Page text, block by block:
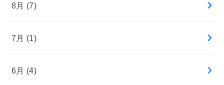
8月 (7)
7月 (1)
6月 (4)